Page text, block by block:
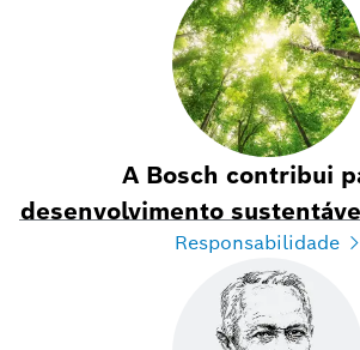
A Bosch contribui
desenvolvimento
Responsabilidade